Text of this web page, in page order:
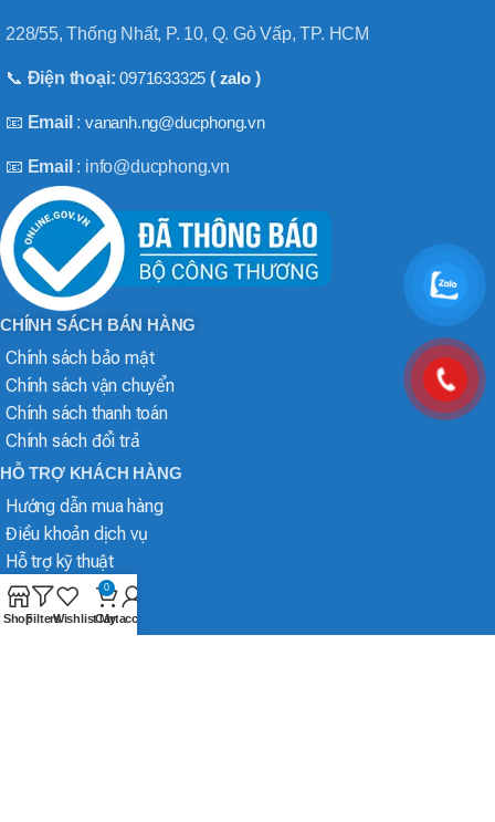
228/55, Thống Nhất, P. 10, Q. Gò Vấp, TP. HCM
📞 Điện thoại:0971633325 ( zalo)
📧 Email :vananh.ng@ducphong.vn
📧 Email : info@ducphong.vn
CHÍNH SÁCH BÁN HÀNG
Chính sách bảo mật
Chính sách vận chuyển
Chính sách thanh toán
Chính sách đổi trả
HỖ TRỢ KHÁCH HÀNG
Hướng dẫn mua hàng
Điều khoản dịch vụ
Hỗ trợ kỹ thuật
ShopFiltersWishlist
0
Cart
My account